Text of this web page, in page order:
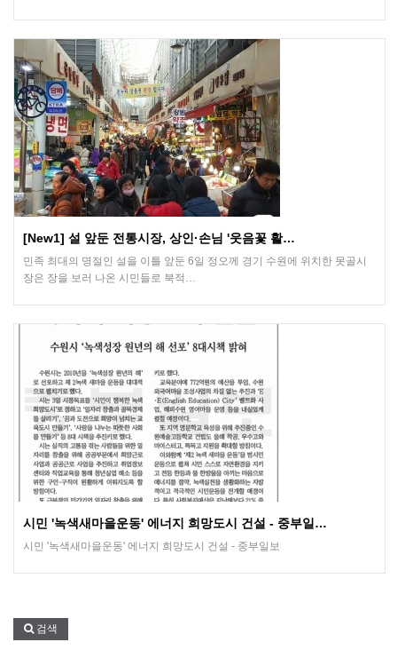
[New1] 설 앞둔 전통시장, 상인·손님 '웃음꽃 활…
민족 최대의 명절인 설을 이틀 앞둔 6일 정오께 경기 수원에 위치한 못골시
장은 장을 보러 나온 시민들로 북적…
시민 '녹색새마을운동' 에너지 희망도시 건설 - 중부일…
시민 '녹색새마을운동' 에너지 희망도시 건설 - 중부일보
검색